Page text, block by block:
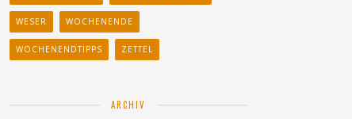
WESER WOCHENENDE
WOCHENENDTIPPS ZETTEL
ARCHIV